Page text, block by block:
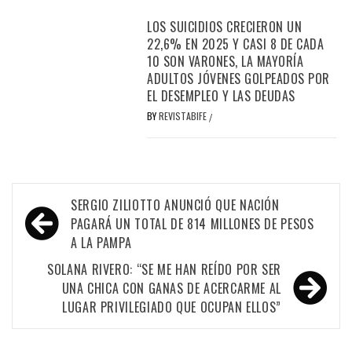
LOS SUICIDIOS CRECIERON UN
22,6% EN 2025 Y CASI 8 DE CADA
10 SON VARONES, LA MAYORÍA
ADULTOS JÓVENES GOLPEADOS POR
EL DESEMPLEO Y LAS DEUDAS
BYREVISTABIFE /
Navegación
de
entradas
SERGIO ZILIOTTO ANUNCIÓ QUE NACIÓN
PAGARÁ UN TOTAL DE 814 MILLONES DE PESOS
A LA PAMPA
SOLANA RIVERO: “SE ME HAN REÍDO POR SER
UNA CHICA CON GANAS DE ACERCARME AL
LUGAR PRIVILEGIADO QUE OCUPAN ELLOS”